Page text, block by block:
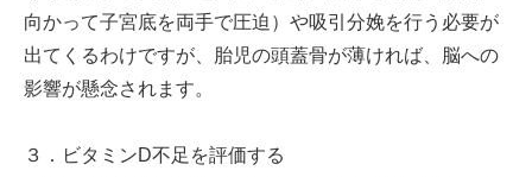
向かって子宮底を両手で圧迫）や吸引分娩を行う必要が
出てくるわけですが、胎児の頭蓋骨が薄ければ、脳への
影響が懸念されます。
３．ビタミンD不足を評価する